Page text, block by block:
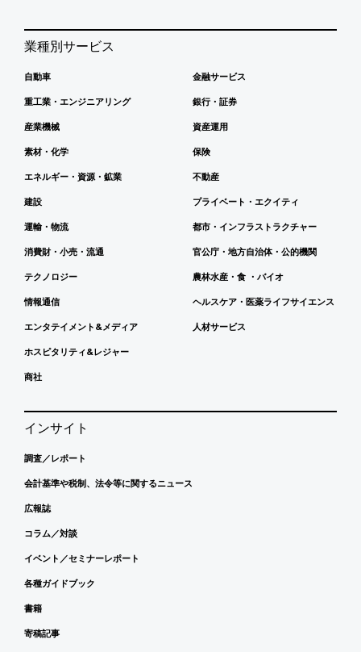
業種別サービス
自動車
重工業・エンジニアリング
産業機械
素材・化学
エネルギー・資源・鉱業
建設
運輸・物流
消費財・小売・流通
テクノロジー
情報通信
エンタテイメント&メディア
ホスピタリティ&レジャー
商社
金融サービス
銀行・証券
資産運用
保険
不動産
プライベート・エクイティ
都市・インフラストラクチャー
官公庁・地方自治体・公的機関
農林水産・食 ・バイオ
ヘルスケア・医薬ライフサイエンス
人材サービス
インサイト
調査／レポート
会計基準や税制、法令等に関するニュース
広報誌
コラム／対談
イベント／セミナーレポート
各種ガイドブック
書籍
寄稿記事